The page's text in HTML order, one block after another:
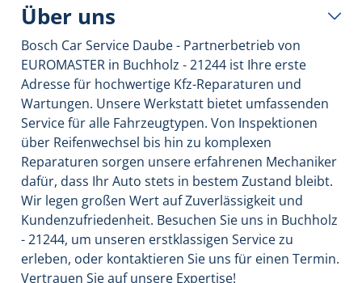
Über uns
Bosch Car Service Daube - Partnerbetrieb von
EUROMASTER in Buchholz - 21244 ist Ihre erste
Adresse für hochwertige Kfz-Reparaturen und
Wartungen. Unsere Werkstatt bietet umfassenden
Service für alle Fahrzeugtypen. Von Inspektionen
über Reifenwechsel bis hin zu komplexen
Reparaturen sorgen unsere erfahrenen Mechaniker
dafür, dass Ihr Auto stets in bestem Zustand bleibt.
Wir legen großen Wert auf Zuverlässigkeit und
Kundenzufriedenheit. Besuchen Sie uns in Buchholz
- 21244, um unseren erstklassigen Service zu
erleben, oder kontaktieren Sie uns für einen Termin.
Vertrauen Sie auf unsere Expertise!